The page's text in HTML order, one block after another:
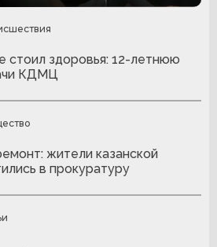
стоил здоровья: 12-летнюю
КДМЦ
жители казанской
в прокуратуру